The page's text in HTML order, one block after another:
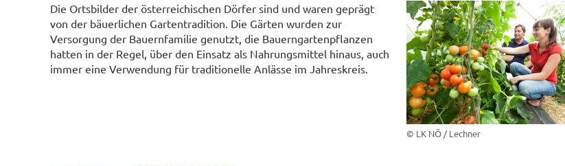
© LK NÖ / Lechner
Die Ortsbilder der österreichischen Dörfer sind und waren geprägt
von der bäuerlichen Gartentradition. Die Gärten wurden zur
Versorgung der Bauernfamilie genutzt, die Bauerngartenpflanzen
hatten in der Regel, über den Einsatz als Nahrungsmittel hinaus, auch
immer eine Verwendung für traditionelle Anlässe im Jahreskreis.